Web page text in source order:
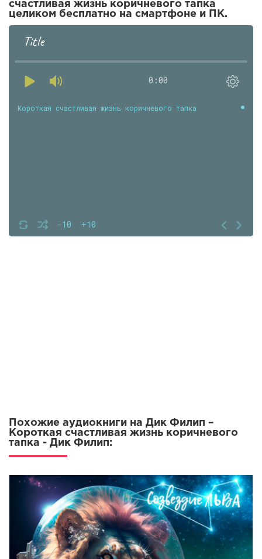
счастливая жизнь коричневого тапка
целиком бесплатно на смартфоне и ПК.
Title
0:00
-10 +10
Короткая счастливая жизнь коричневого тапка
Похожие аудиокниги на Дик Филип –
Короткая счастливая жизнь коричневого
тапка - Дик Филип: